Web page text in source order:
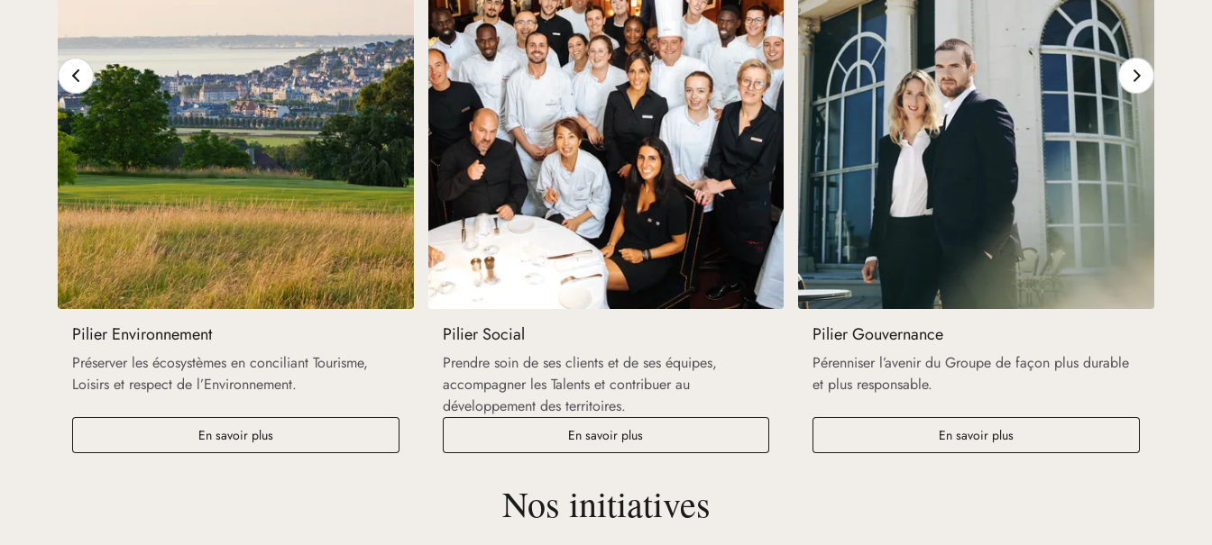
Pilier Environnement
Préserver les écosystèmes en conciliant Tourisme,
Loisirs et respect de l’Environnement.
En savoir plus
Pilier Social
Prendre soin de ses clients et de ses équipes,
accompagner les Talents et contribuer au
développement des territoires.
En savoir plus
Pilier Gouvernance
Pérenniser l’avenir du Groupe de façon plus durable
et plus responsable.
En savoir plus
Nos initiatives